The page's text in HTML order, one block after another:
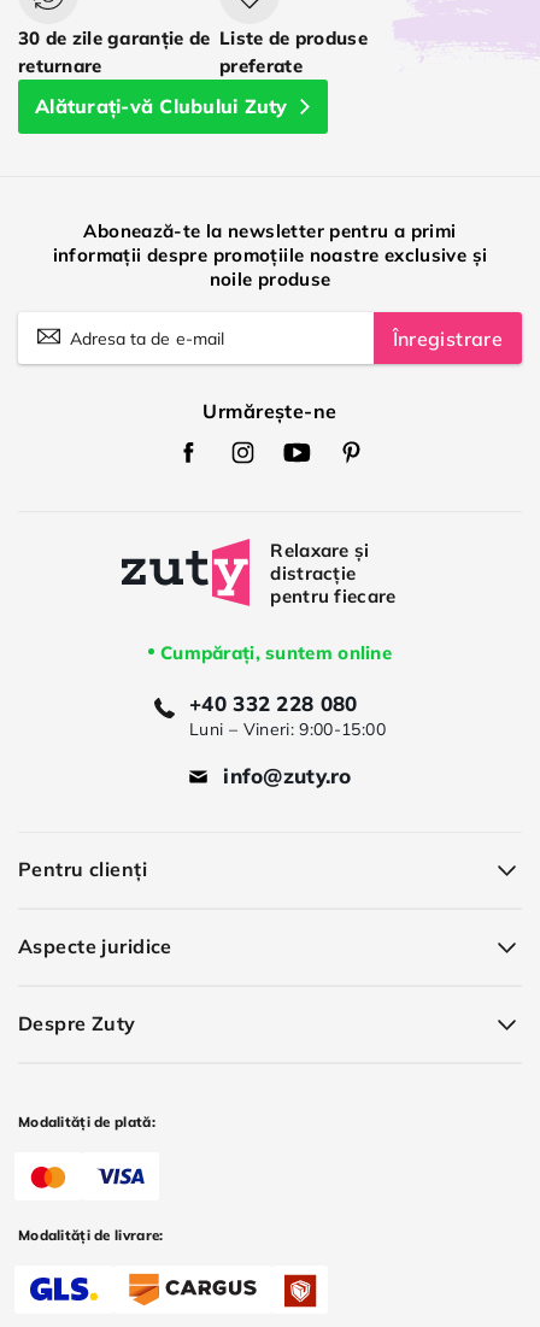
30 de zile garanție de
returnare
Liste de produse
preferate
Alăturați-vă Clubului Zuty
Abonează-te la newsletter pentru a primi
informații despre promoțiile noastre exclusive și
noile produse
Înregistrare
Urmărește-ne
Zuty
Facebook
Zuty
Instagram
Zuty
Youtube
Zuty
Pinterest
Cumpărați, suntem online
+40 332 228 080
Luni – Vineri: 9:00-15:00
info@zuty.ro
Pentru clienți
Aspecte juridice
Despre Zuty
Modalități de plată:
Modalități de livrare: